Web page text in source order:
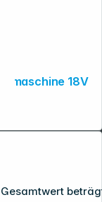
Winkelbohrmaschine 18V